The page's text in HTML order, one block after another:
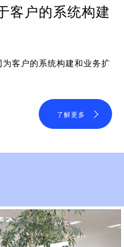
客户的系统构建
客户的系统构建和业务扩
了解更多